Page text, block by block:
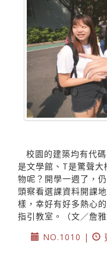
校園的建築均有代
是文學館、T是驚聲大
物呢？開學一週了，
頭察看選課資料開課
樣，幸好有好多熱心
指引教室。（文／詹
NO.1010 |